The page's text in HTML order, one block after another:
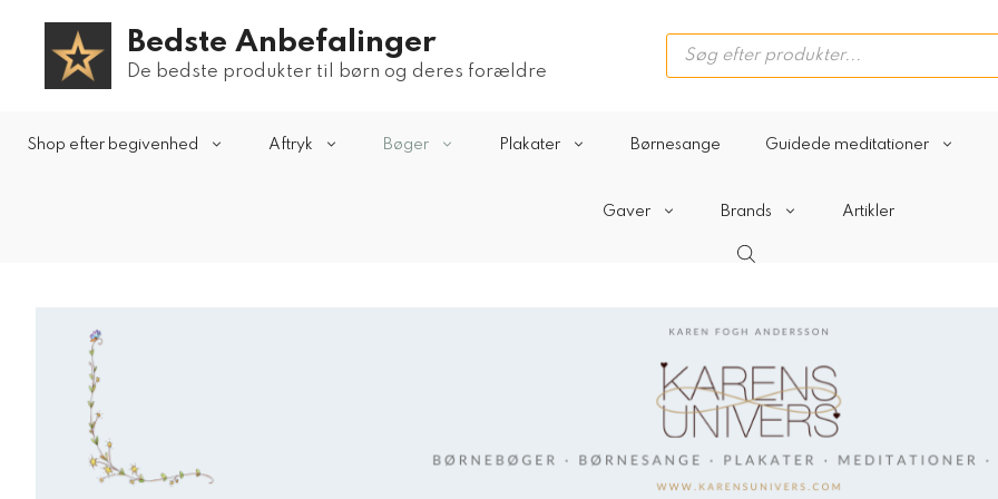
Bedste Anbefalinger
De bedste produkter til børn og deres forældre
Products
search
Shop efter begivenhed Aftryk Bøger Plakater Børnesange Guidede meditationer
Gaver Brands Artikler